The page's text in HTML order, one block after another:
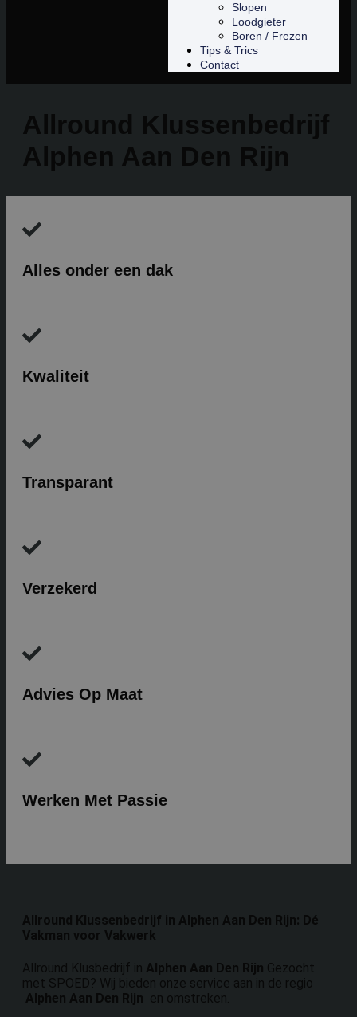
Slopen
Loodgieter
Boren / Frezen
Tips & Trics
Contact
Allround Klussenbedrijf
Alphen Aan Den Rijn
Alles onder een dak
Kwaliteit
Transparant
Verzekerd
Advies Op Maat
Werken Met Passie
Allround Klussenbedrijf in Alphen Aan Den Rijn: Dé
Vakman voor Vakwerk
Allround Klusbedrijf in Alphen Aan Den Rijn Gezocht
met SPOED? Wij bieden onze service aan in de regio
Alphen Aan Den Rijn en omstreken.